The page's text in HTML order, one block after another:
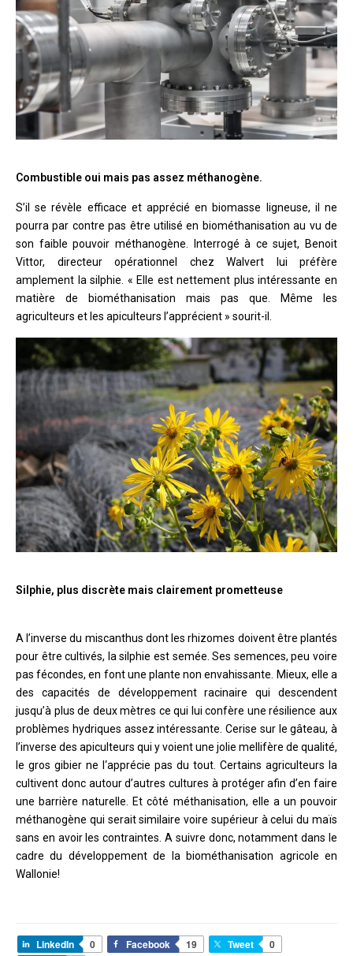
Combustible oui mais pas assez méthanogène.
S’il se révèle efficace et apprécié en biomasse ligneuse, il ne
pourra par contre pas être utilisé en biométhanisation au vu de
son faible pouvoir méthanogène. Interrogé à ce sujet, Benoit
Vittor, directeur opérationnel chez Walvert lui préfère
amplement la silphie. « Elle est nettement plus intéressante en
matière de biométhanisation mais pas que. Même les
agriculteurs et les apiculteurs l’apprécient » sourit-il.
Silphie, plus discrète mais clairement prometteuse
A l’inverse du miscanthus dont les rhizomes doivent être plantés
pour être cultivés, la silphie est semée. Ses semences, peu voire
pas fécondes, en font une plante non envahissante. Mieux, elle a
des capacités de développement racinaire qui descendent
jusqu’à plus de deux mètres ce qui lui confère une résilience aux
problèmes hydriques assez intéressante. Cerise sur le gâteau, à
l’inverse des apiculteurs qui y voient une jolie mellifère de qualité,
le gros gibier ne l‘apprécie pas du tout. Certains agriculteurs la
cultivent donc autour d’autres cultures à protéger afin d’en faire
une barrière naturelle. Et côté méthanisation, elle a un pouvoir
méthanogène qui serait similaire voire supérieur à celui du maïs
sans en avoir les contraintes. A suivre donc, notamment dans le
cadre du développement de la biométhanisation agricole en
Wallonie!
LinkedIn 0 Facebook 19 Tweet
0